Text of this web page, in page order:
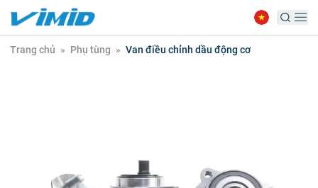
Trang chủ » Phụ tùng » Van điều chỉnh dầu động cơ